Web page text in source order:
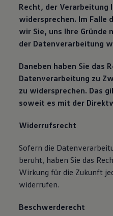
Recht, der Verarbeitung
widersprechen. Im Falle
wir Sie, uns Ihre Gründe
der Datenverarbeitung
Daneben haben Sie das
Datenverarbeitung zu
zu widersprechen. Das
soweit es mit der
Widerrufsrecht
Sofern die
beruht, haben Sie das
Wirkung für die Zukunft
widerrufen.
Beschwerderecht